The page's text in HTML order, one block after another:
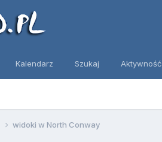
Kalendarz Szukaj Aktywność
widoki w North Conway